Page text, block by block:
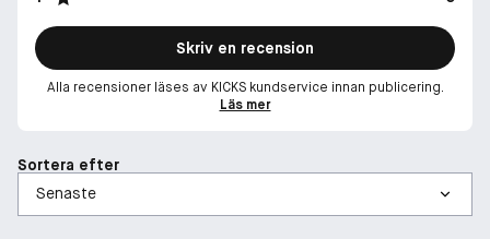
Skriv en recension
Alla recensioner läses av KICKS kundservice innan publicering.
Läs mer
Sortera efter